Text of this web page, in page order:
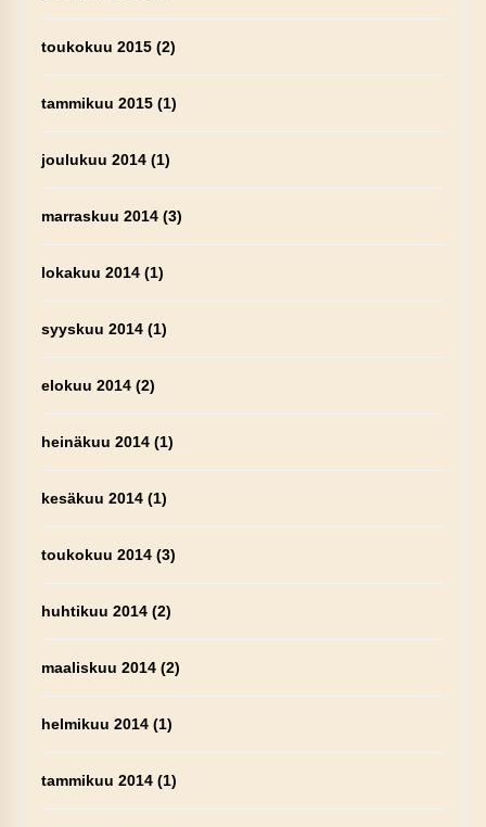
toukokuu 2015(2)
tammikuu 2015(1)
joulukuu 2014(1)
marraskuu 2014(3)
lokakuu 2014(1)
syyskuu 2014(1)
elokuu 2014(2)
heinäkuu 2014(1)
kesäkuu 2014(1)
toukokuu 2014(3)
huhtikuu 2014(2)
maaliskuu 2014(2)
helmikuu 2014(1)
tammikuu 2014(1)